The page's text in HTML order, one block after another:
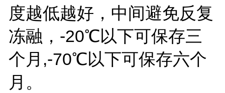
度越低越好，中间避免反复
冻融，-20℃以下可保存三
个月,-70℃以下可保存六个
月。